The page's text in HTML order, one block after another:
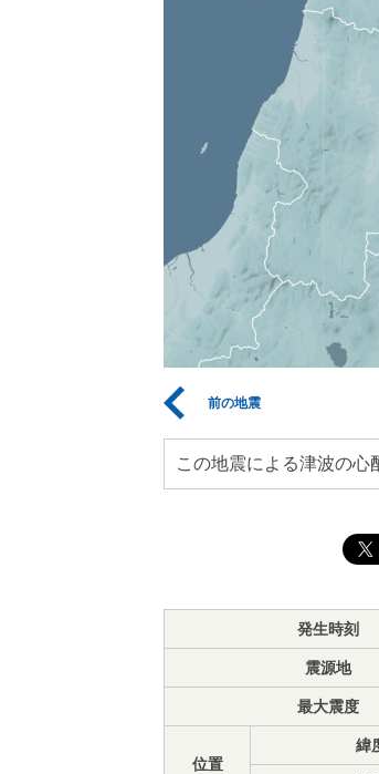
前の地震
この地震による津波の心
発生時刻
震源地
最大震度
位置
緯